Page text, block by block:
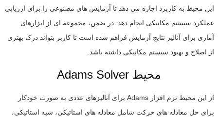
این محیط به کاربرد اجازه می دهد تا آزمایش های مصنوعی را برای ارزیابی
عملکرد سیستم مکانیکی انجام دهد. در ضمن، مجموعه ای از ابزارهای
آماری برای آنالیز نتایج آزمایش فراهم شده است تا کاربر بتواند درک بهتری
از اصلاح و بهبود سیستم مکانیکی داشته باشد.
Adams Solver محیط
از این محیط نرم افزار Adams برای آنالیزهای عددی به صورت خودکار
برای حل معادله های حرکت شامل معادله های استاتیکی، شبه استاتیکی،